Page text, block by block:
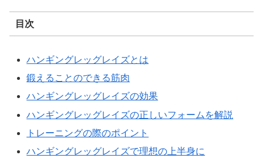
目次
ハンギングレッグレイズとは
鍛えることのできる筋肉
ハンギングレッグレイズの効果
ハンギングレッグレイズの正しいフォームを解説
トレーニングの際のポイント
ハンギングレッグレイズで理想の上半身に